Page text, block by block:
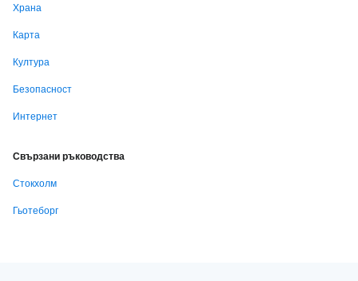
Храна
Карта
Култура
Безопасност
Интернет
Свързани ръководства
Стокхолм
Гьотеборг